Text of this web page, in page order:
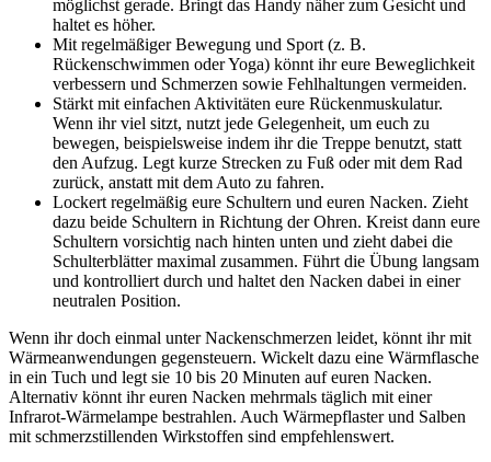
möglichst gerade. Bringt das Handy näher zum Gesicht und
haltet es höher.
Mit regelmäßiger Bewegung und Sport (z. B.
Rückenschwimmen oder Yoga) könnt ihr eure Beweglichkeit
verbessern und Schmerzen sowie Fehlhaltungen vermeiden.
Stärkt mit einfachen Aktivitäten eure Rückenmuskulatur.
Wenn ihr viel sitzt, nutzt jede Gelegenheit, um euch zu
bewegen, beispielsweise indem ihr die Treppe benutzt, statt
den Aufzug. Legt kurze Strecken zu Fuß oder mit dem Rad
zurück, anstatt mit dem Auto zu fahren.
Lockert regelmäßig eure Schultern und euren Nacken. Zieht
dazu beide Schultern in Richtung der Ohren. Kreist dann eure
Schultern vorsichtig nach hinten unten und zieht dabei die
Schulterblätter maximal zusammen. Führt die Übung langsam
und kontrolliert durch und haltet den Nacken dabei in einer
neutralen Position.
Wenn ihr doch einmal unter Nackenschmerzen leidet, könnt ihr mit
Wärmeanwendungen gegensteuern. Wickelt dazu eine Wärmflasche
in ein Tuch und legt sie 10 bis 20 Minuten auf euren Nacken.
Alternativ könnt ihr euren Nacken mehrmals täglich mit einer
Infrarot-Wärmelampe bestrahlen. Auch Wärmepflaster und Salben
mit schmerzstillenden Wirkstoffen sind empfehlenswert.